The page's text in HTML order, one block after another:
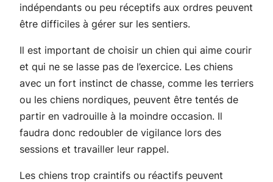
indépendants ou peu réceptifs aux ordres peuvent
être difficiles à gérer sur les sentiers.
Il est important de choisir un chien qui aime courir
et qui ne se lasse pas de l’exercice. Les chiens
avec un fort instinct de chasse, comme les terriers
ou les chiens nordiques, peuvent être tentés de
partir en vadrouille à la moindre occasion. Il
faudra donc redoubler de vigilance lors des
sessions et travailler leur rappel.
Les chiens trop craintifs ou réactifs peuvent